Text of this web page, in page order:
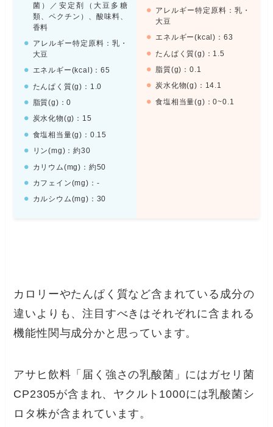
菌）／安定剤（大豆多糖
類、ペクチン）、酸味料、
香料
アレルギー特定原料：乳・
大豆
エネルギー(kcal)：65
たんぱく質(g)：1.0
脂質(g)：0
炭水化物(g)：15
食塩相当量(g)：0.15
リン(mg)：約30
カリウム(mg)：約50
カフェイン(mg)：-
カルシウム(mg)：30
アレルギー特定原料：乳・
大豆
エネルギー(kcal)：63
たんぱく質(g)：1.5
脂質(g)：0.1
炭水化物(g)：14.1
食塩相当量(g)：0~0.1
カロリーやたんぱく質など含まれている成分の
違いよりも、注目すべきはそれぞれに含まれる
機能性関与成分かと思っています。
アサヒ飲料「届く強さの乳酸菌」にはガセリ菌
CP2305が含まれ、ヤクルト1000には乳酸菌シ
ロタ株が含まれています。